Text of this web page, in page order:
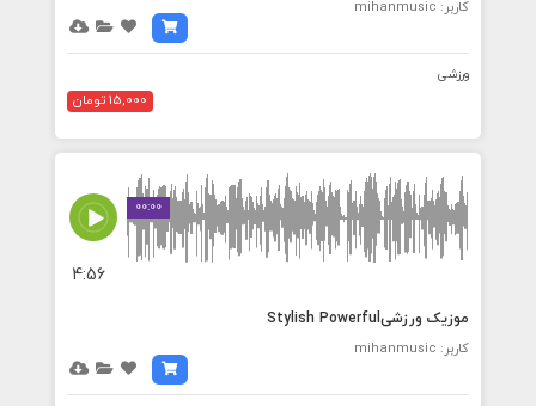
کاربر: mihanmusic
ورزشی
15,000 تومان
00:00
4:56
موزیک ورزشیStylish Powerful
کاربر: mihanmusic